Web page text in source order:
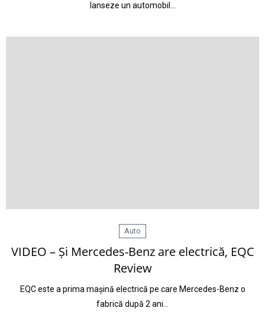
lanseze un automobil…
Auto
VIDEO – Și Mercedes-Benz are electrică, EQC
Review
EQC este a prima mașină electrică pe care Mercedes-Benz o
fabrică după 2 ani…